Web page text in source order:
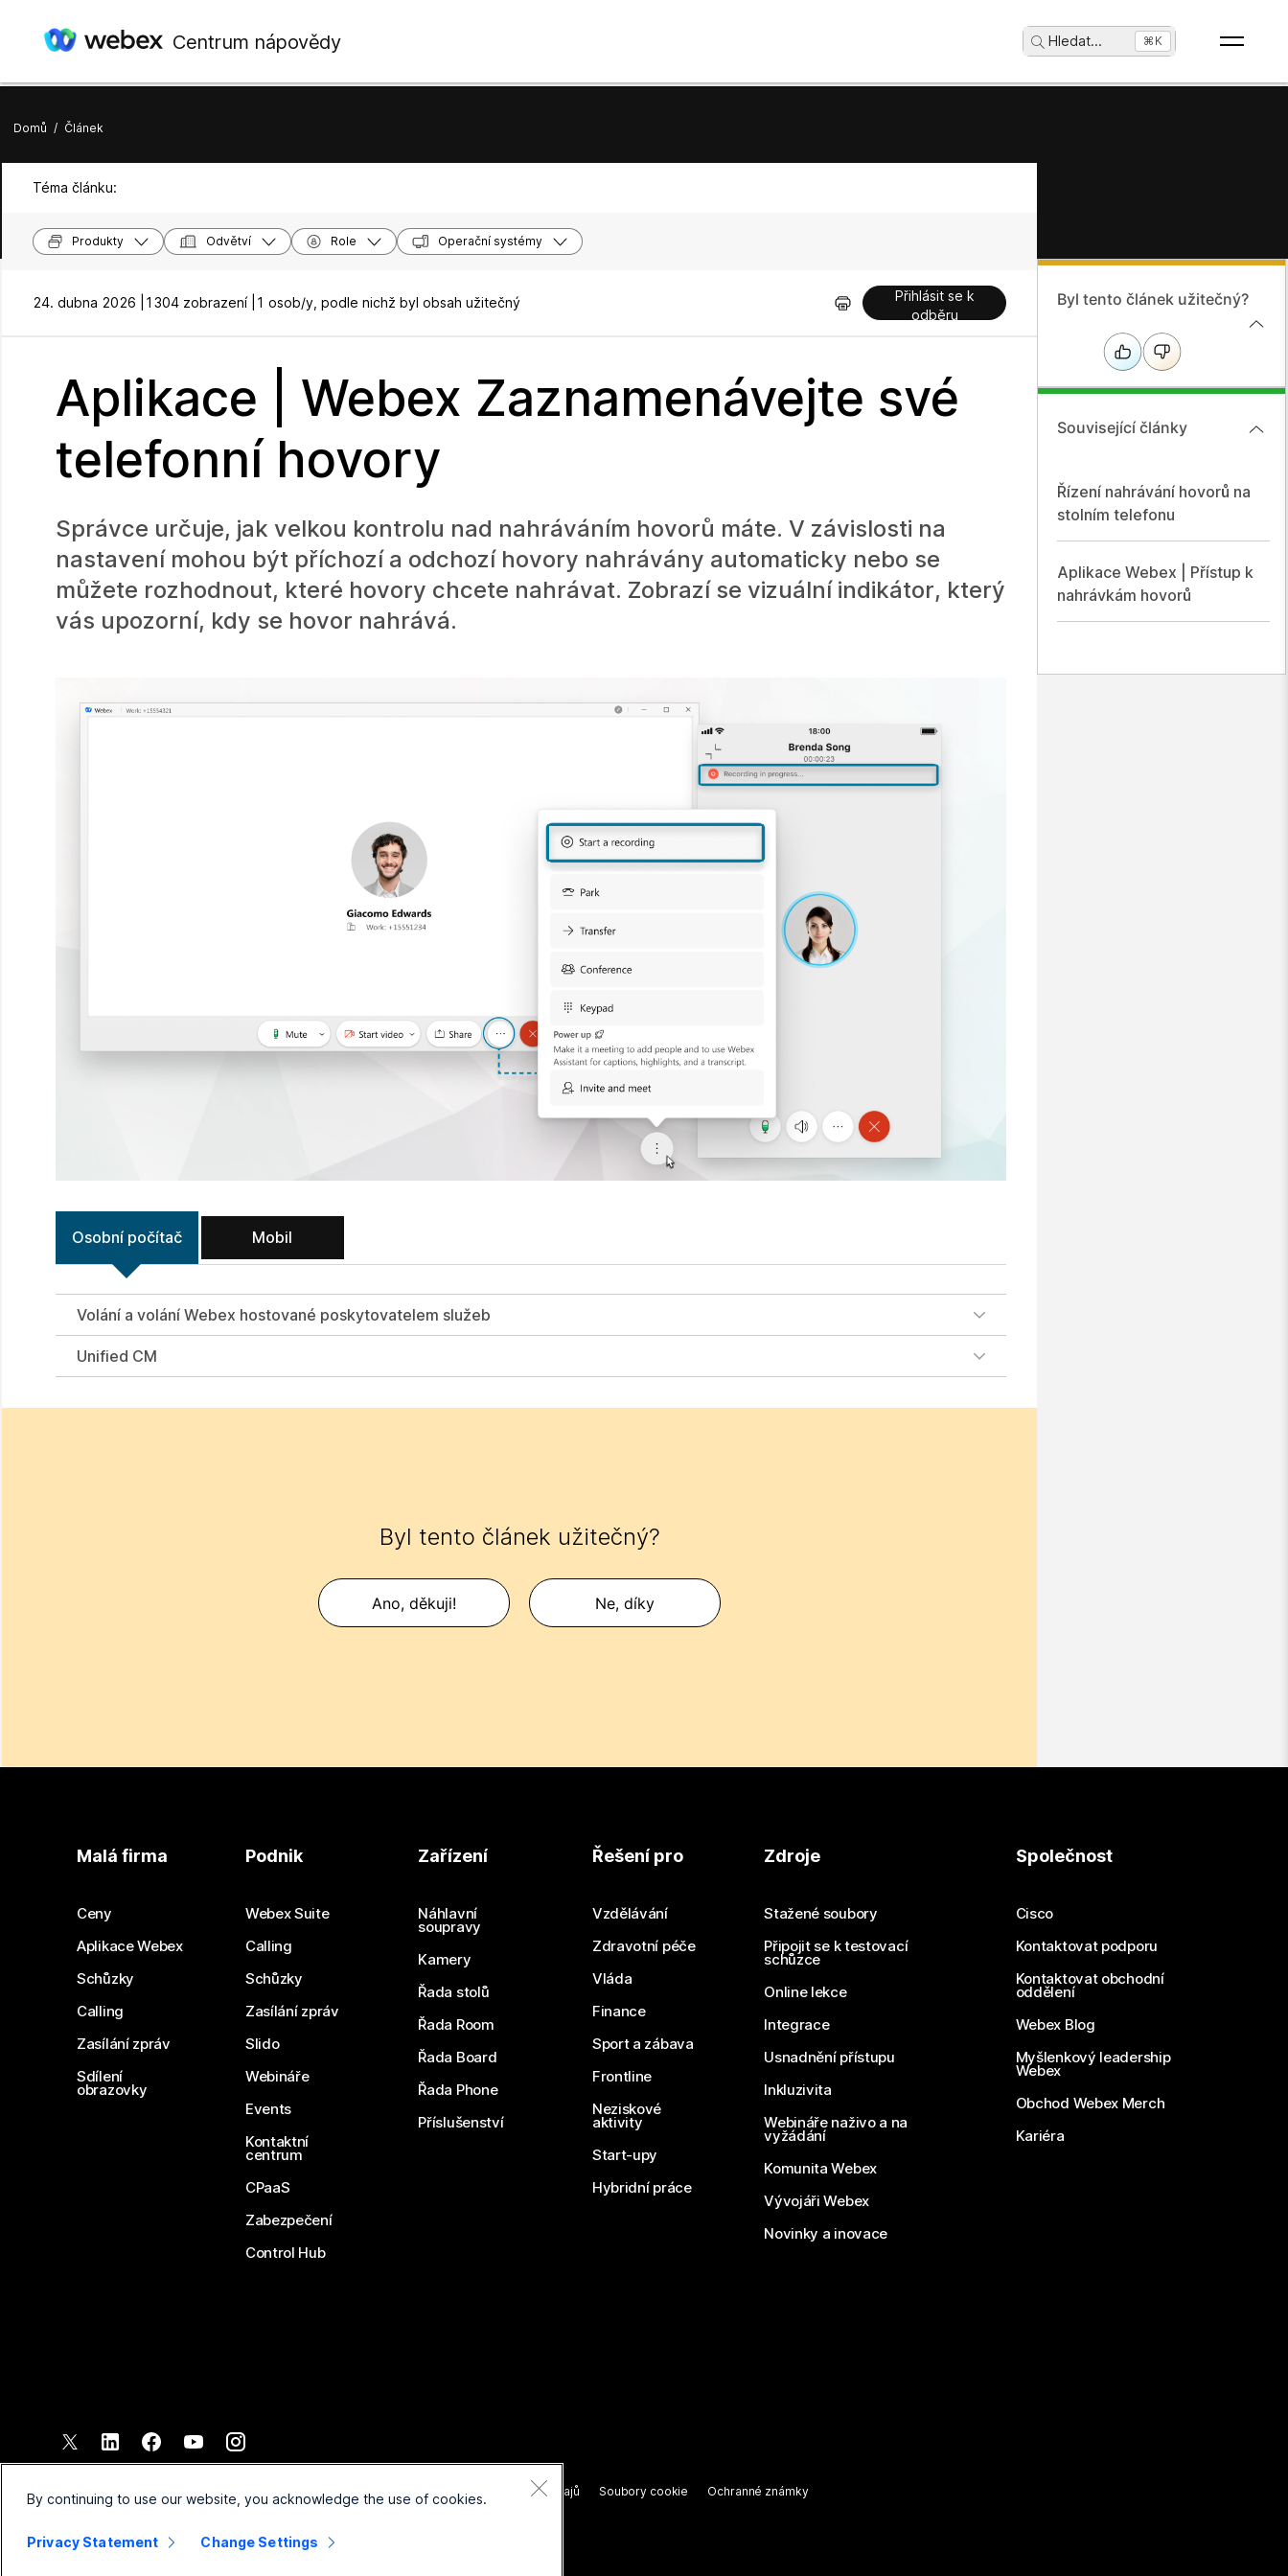
Centrum nápovědy Hledat... ⌘K
Domů / Článek
Téma článku:
Produkty Odvětví Role Operační systémy
24. dubna 2026 | 1304 zobrazení | 1 osob/y, podle nichž byl obsah užitečný
Přihlásit se k
odběru
Aplikace | Webex Zaznamenávejte své
telefonní hovory
Správce určuje, jak velkou kontrolu nad nahráváním hovorů máte. V závislosti na
nastavení mohou být příchozí a odchozí hovory nahrávány automaticky nebo se
můžete rozhodnout, které hovory chcete nahrávat. Zobrazí se vizuální indikátor, který
vás upozorní, kdy se hovor nahrává.
Osobní počítač Mobil
Volání a volání Webex hostované poskytovatelem služeb
Unified CM
Byl tento článek užitečný?
Ano, děkuji! Ne, díky
Byl tento článek užitečný?
Související články
Řízení nahrávání hovorů na
stolním telefonu
Aplikace Webex | Přístup k
nahrávkám hovorů
Malá firma
Ceny
Aplikace Webex
Schůzky
Calling
Zasílání zpráv
Sdílení
obrazovky
Podnik
Webex Suite
Calling
Schůzky
Zasílání zpráv
Slido
Webináře
Events
Kontaktní
centrum
CPaaS
Zabezpečení
Control Hub
Zařízení
Náhlavní
soupravy
Kamery
Řada stolů
Řada Room
Řada Board
Řada Phone
Příslušenství
Řešení pro
Vzdělávání
Zdravotní péče
Vláda
Finance
Sport a zábava
Frontline
Neziskové
aktivity
Start-upy
Hybridní práce
Zdroje
Stažené soubory
Připojit se k testovací
schůzce
Online lekce
Integrace
Usnadnění přístupu
Inkluzivita
Webináře naživo a na
vyžádání
Komunita Webex
Vývojáři Webex
Novinky a inovace
Společnost
Cisco
Kontaktovat podporu
Kontaktovat obchodní
oddělení
Webex Blog
Myšlenkový leadership
Webex
Obchod Webex Merch
Kariéra
Smluvní podmínky
Prohlášení o ochraně osobních údajů Soubory cookie Ochranné známky
By continuing to use our website, you acknowledge the use of cookies.
Privacy Statement Change Settings